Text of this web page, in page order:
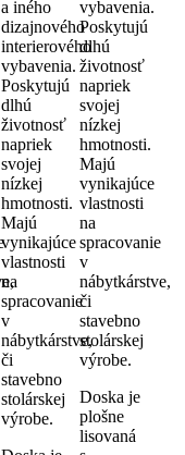
a iného
dizajnového
interierového
vybavenia.
Poskytujú
dlhú
životnosť
napriek
svojej
nízkej
hmotnosti.
Majú
vynikajúce
vlastnosti
na
spracovanie
v
nábytkárstve,
či
stavebno
stolárskej
výrobe.
vybavenia.
Poskytujú
dlhú
životnosť
napriek
svojej
nízkej
hmotnosti.
Majú
vynikajúce
vlastnosti
na
spracovanie
v
nábytkárstve,
či
stavebno
stolárskej
výrobe.
Doska je
plošne
lisovaná